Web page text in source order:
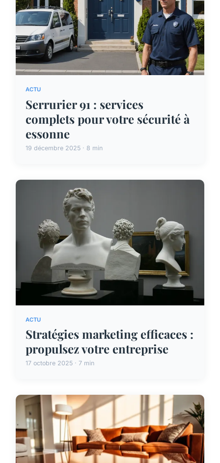
ACTU
Serrurier 91 : services
complets pour votre sécurité à
essonne
19 décembre 2025 · 8 min
ACTU
Stratégies marketing efficaces :
propulsez votre entreprise
17 octobre 2025 · 7 min